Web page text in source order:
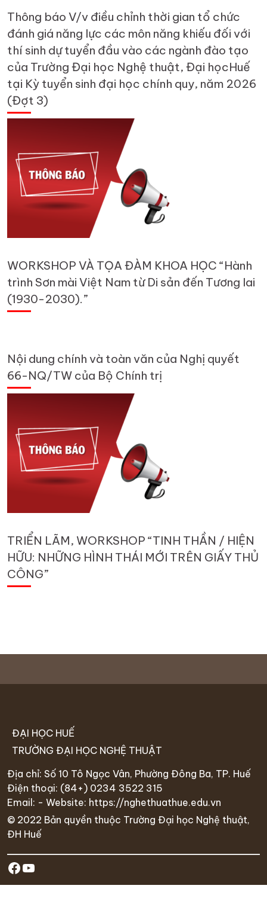
Thông báo V/v điều chỉnh thời gian tổ chức
đánh giá năng lực các môn năng khiếu đối với
thí sinh dự tuyển đầu vào các ngành đào tạo
của Trường Đại học Nghệ thuật, Đại họcHuế
tại Kỳ tuyển sinh đại học chính quy, năm 2026
(Đợt 3)
WORKSHOP VÀ TỌA ĐÀM KHOA HỌC “Hành
trình Sơn mài Việt Nam từ Di sản đến Tương lai
(1930-2030).”
Nội dung chính và toàn văn của Nghị quyết
66-NQ/TW của Bộ Chính trị
TRIỂN LÃM, WORKSHOP “TINH THẦN / HIỆN
HỮU: NHỮNG HÌNH THÁI MỚI TRÊN GIẤY THỦ
CÔNG”
ĐẠI HỌC HUẾ
TRƯỜNG ĐẠI HỌC NGHỆ THUẬT
Địa chỉ: Số 10 Tô Ngọc Vân, Phường Đông Ba, TP. Huế
Điện thoại: (84+) 0234 3522 315
Email: - Website: https://nghethuathue.edu.vn
© 2022 Bản quyền thuộc Trường Đại học Nghệ thuật,
ĐH Huế
https://www.facebook.com/
Youtube